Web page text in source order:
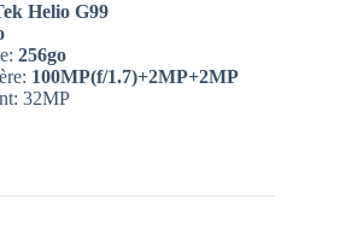
Helio G99
256go
100MP(f/1.7)+2MP+2MP
32MP